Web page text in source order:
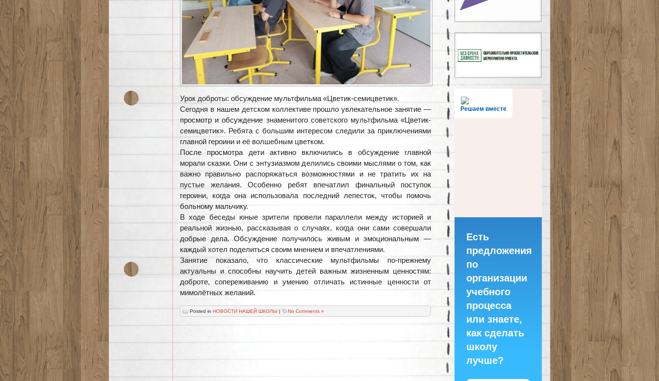
Урок доброты: обсуждение мультфильма «Цветик-семицветик».
Сегодня в нашем детском коллективе прошло увлекательное занятие —
просмотр и обсуждение знаменитого советского мультфильма «Цветик-
семицветик». Ребята с большим интересом следили за приключениями
главной героини и её волшебным цветком.
После просмотра дети активно включились в обсуждение главной
морали сказки. Они с энтузиазмом делились своими мыслями о том, как
важно правильно распоряжаться возможностями и не тратить их на
пустые желания. Особенно ребят впечатлил финальный поступок
героини, когда она использовала последний лепесток, чтобы помочь
больному мальчику.
В ходе беседы юные зрители провели параллели между историей и
реальной жизнью, рассказывая о случаях, когда они сами совершали
добрые дела. Обсуждение получилось живым и эмоциональным —
каждый хотел поделиться своим мнением и впечатлениями.
Занятие показало, что классические мультфильмы по-прежнему
актуальны и способны научить детей важным жизненным ценностям:
доброте, сопереживанию и умению отличать истинные ценности от
мимолётных желаний.
Posted in НОВОСТИ НАШЕЙ ШКОЛЫ No Comments »
Решаем вместе
Есть
предложения
по
организации
учебного
процесса
или знаете,
как сделать
школу
лучше?